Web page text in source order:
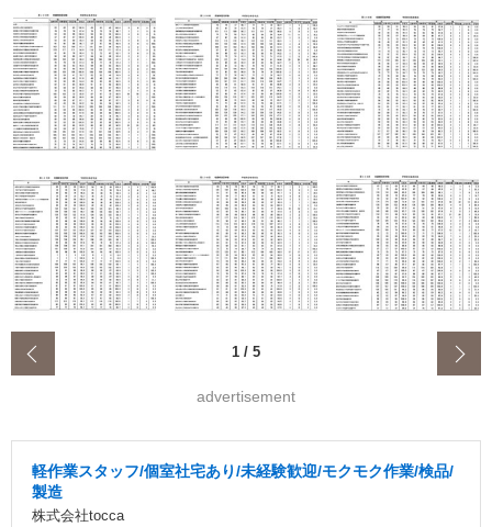
1 / 5
advertisement
軽作業スタッフ/個室社宅あり/未経験歓迎/モクモク作業/検品/
製造
株式会社tocca